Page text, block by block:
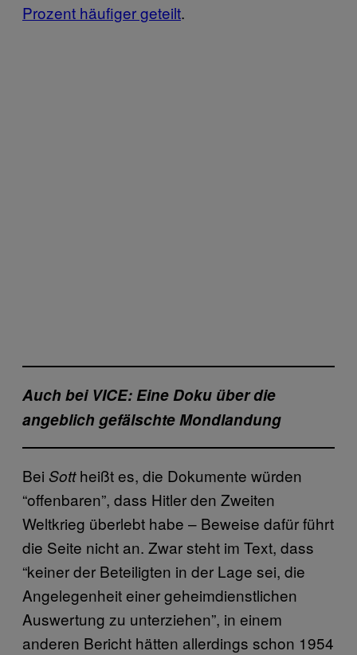
Prozent häufiger geteilt.
Auch bei VICE: Eine Doku über die
angeblich gefälschte Mondlandung
Bei Sottheißt es, die Dokumente würden
“offenbaren”, dass Hitler den Zweiten
Weltkrieg überlebt habe – Beweise dafür führt
die Seite nicht an. Zwar steht im Text, dass
“keiner der Beteiligten in der Lage sei, die
Angelegenheit einer geheimdienstlichen
Auswertung zu unterziehen”, in einem
anderen Bericht hätten allerdings schon 1954